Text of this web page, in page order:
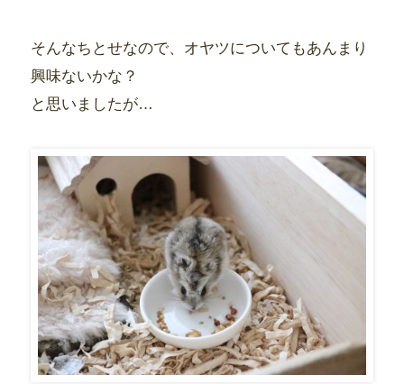
そんなちとせなので、オヤツについてもあんまり
興味ないかな？
と思いましたが…